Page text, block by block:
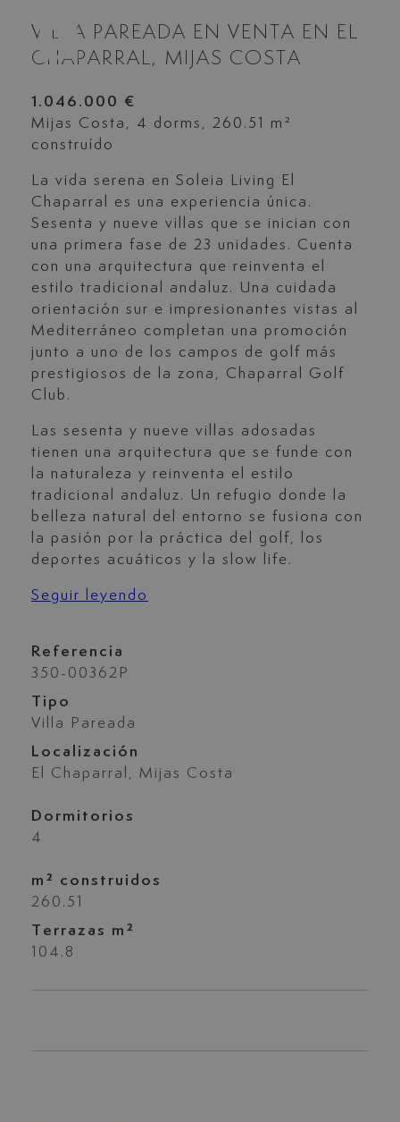
VILLA PAREADA EN VENTA EN EL
CHAPARRAL, MIJAS COSTA
1.046.000 €
Mijas Costa, 4 dorms, 260.51 m²
construído
La vida serena en Soleia Living El
Chaparral es una experiencia única.
Sesenta y nueve villas que se inician con
una primera fase de 23 unidades. Cuenta
con una arquitectura que reinventa el
estilo tradicional andaluz. Una cuidada
orientación sur e impresionantes vistas al
Mediterráneo completan una promoción
junto a uno de los campos de golf más
prestigiosos de la zona, Chaparral Golf
Club.
Las sesenta y nueve villas adosadas
tienen una arquitectura que se funde con
la naturaleza y reinventa el estilo
tradicional andaluz. Un refugio donde la
belleza natural del entorno se fusiona con
la pasión por la práctica del golf, los
deportes acuáticos y la slow life.
Seguir leyendo
Referencia
350-00362P
Tipo
Villa Pareada
Localización
El Chaparral, Mijas Costa
Dormitorios
4
m² construidos
260.51
Terrazas m²
104.8